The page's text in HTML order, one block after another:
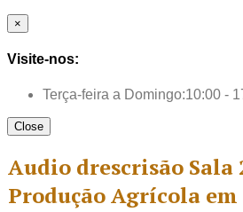
×
Visite-nos:
Terça-feira a Domingo:10:00 -
Close
Audio drescrisão Sala
Produção Agrícola